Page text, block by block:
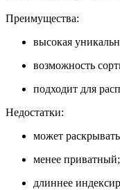
Преимущества:
высокая
возможность
подходит для
Недостатки:
может
менее приватный;
длиннее